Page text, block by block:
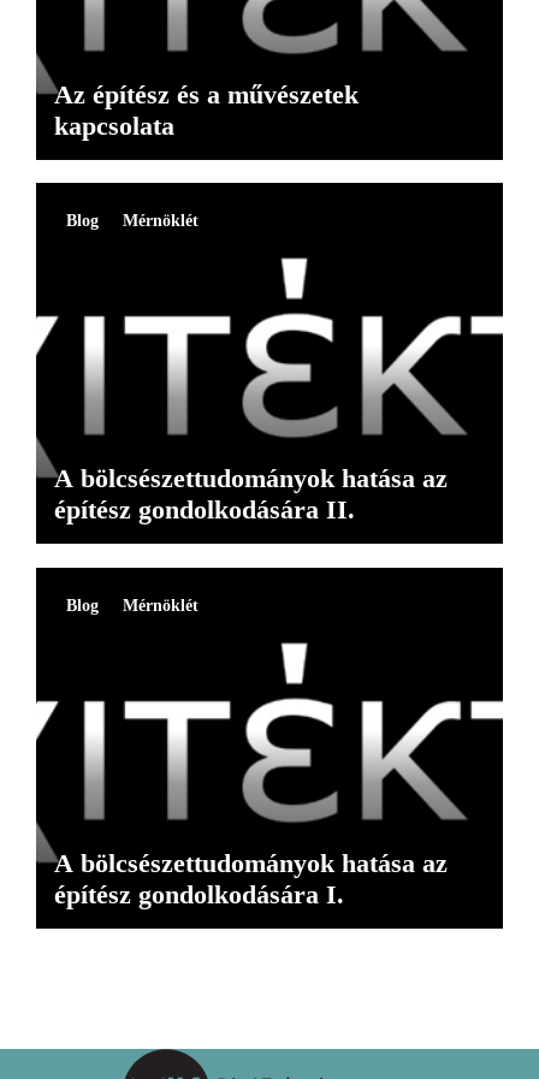
Az építész és a művészetek
kapcsolata
Blog Mérnöklét
A bölcsészettudományok hatása az
építész gondolkodására II.
Blog Mérnöklét
A bölcsészettudományok hatása az
építész gondolkodására I.